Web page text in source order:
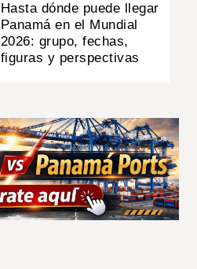
Hasta dónde puede llegar
Panamá en el Mundial
2026: grupo, fechas,
figuras y perspectivas